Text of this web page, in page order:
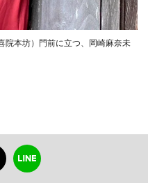
院本坊）門前に立つ、岡崎麻奈未